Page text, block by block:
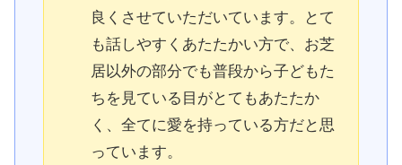
良くさせていただいています。とて
も話しやすくあたたかい方で、お芝
居以外の部分でも普段から子どもた
ちを見ている目がとてもあたたか
く、全てに愛を持っている方だと思
っています。